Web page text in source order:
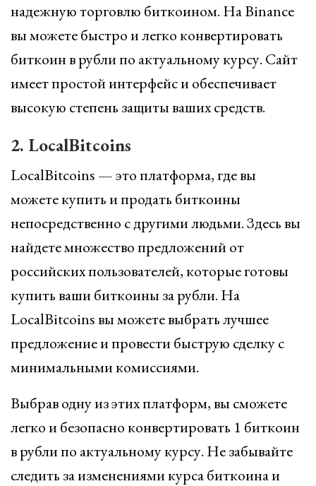
надежную торговлю биткоином. На Binance
вы можете быстро и легко конвертировать
биткоин в рубли по актуальному курсу. Сайт
имеет простой интерфейс и обеспечивает
высокую степень защиты ваших средств.
2. LocalBitcoins
LocalBitcoins — это платформа, где вы
можете купить и продать биткоины
непосредственно с другими людьми. Здесь вы
найдете множество предложений от
российских пользователей, которые готовы
купить ваши биткоины за рубли. На
LocalBitcoins вы можете выбрать лучшее
предложение и провести быструю сделку с
минимальными комиссиями.
Выбрав одну из этих платформ, вы сможете
легко и безопасно конвертировать 1 биткоин
в рубли по актуальному курсу. Не забывайте
следить за изменениями курса биткоина и